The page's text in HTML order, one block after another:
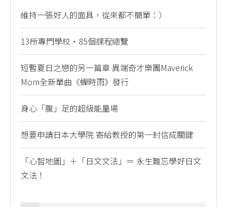
維持一張好人的面具，從來都不簡單：）
13所專門學校・85個課程總覽
短暫夏日之戀的另一篇章 異端奇才樂團Maverick
Mom全新單曲《蟬時雨》發行
身心「腹」足的超級能量場
想要申請日本大學院 寄給教授的第一封信成關鍵
「心智地圖」＋「日文文法」＝ 永生難忘學好日文
文法！